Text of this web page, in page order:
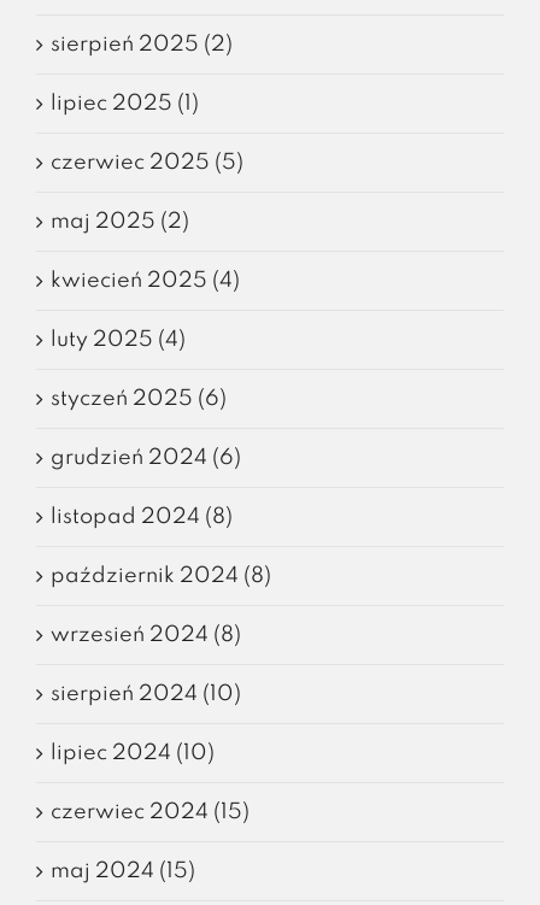
sierpień 2025 (2)
lipiec 2025 (1)
czerwiec 2025 (5)
maj 2025 (2)
kwiecień 2025 (4)
luty 2025 (4)
styczeń 2025 (6)
grudzień 2024 (6)
listopad 2024 (8)
październik 2024 (8)
wrzesień 2024 (8)
sierpień 2024 (10)
lipiec 2024 (10)
czerwiec 2024 (15)
maj 2024 (15)